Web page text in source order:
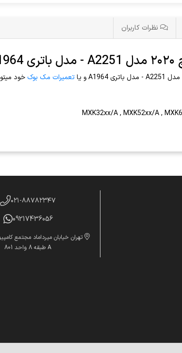
نظرات کاربران
تعمیرات مک بوک خود
۰۲۱-۸۸۷۸۲۳۴۷
09217436056
تهران خیابان میرداماد مجتمع
A طبقه 8 واحد 801